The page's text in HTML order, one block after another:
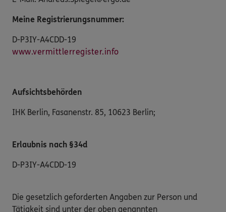
Meine Registrierungsnummer:
D-P3IY-A4CDD-19
www.vermittlerregister.info
Aufsichtsbehörden
IHK Berlin, Fasanenstr. 85, 10623 Berlin;
Erlaubnis nach §34d
D-P3IY-A4CDD-19
Die gesetzlich geforderten Angaben zur Person und
Tätigkeit sind unter der oben genannten